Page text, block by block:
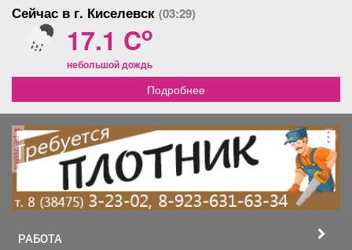
Сейчас в г. Киселевск (03:29)
17.1 Co
небольшой дождь
Подробнее
реклама
РАБОТА